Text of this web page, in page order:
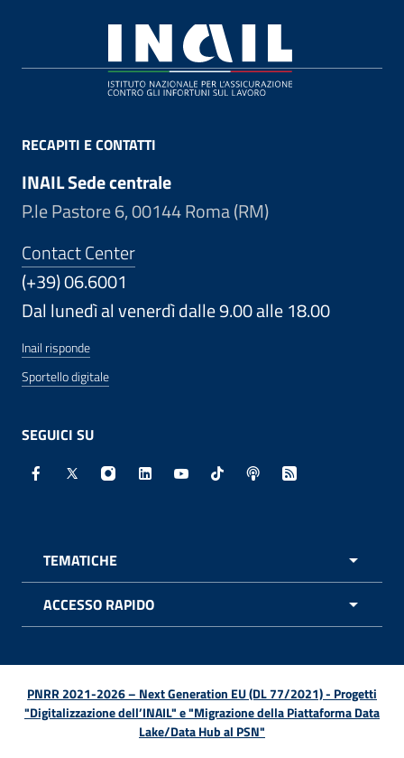
RECAPITI E CONTATTI
INAIL Sede centrale
P.le Pastore 6, 00144 Roma (RM)
Contact Center
(+39) 06.6001
Dal lunedì al venerdì dalle 9.00 alle 18.00
Inail risponde
Sportello digitale
SEGUICI SU
Facebook - Sito esterno - Apertura in nuova finestra
X - Sito esterno - Apertura in nuova finestra
Instagram - Sito esterno - Apertura in
Linkedin - Sito esterno - Apertura in
Youtube - Sito esterno -
TikTok - Sito esterno -
Spreaker - Sito
Feed RSS -
TEMATICHE
ACCESSO RAPIDO
PNRR 2021-2026 – Next Generation EU (DL 77/2021) - Progetti
"Digitalizzazione dell’INAIL" e "Migrazione della Piattaforma Data
Lake/Data Hub al PSN"